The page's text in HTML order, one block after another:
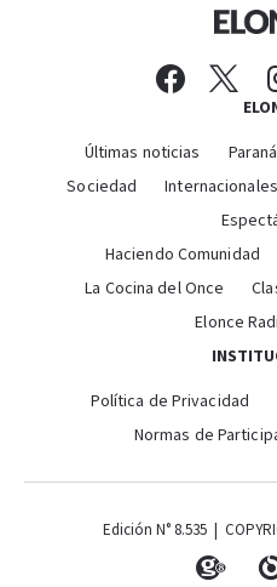
Últimas noticias Paraná
Sociedad
Internacionales
Haciendo Comunidad
La Cocina del Once
Elonce
Política de Privacidad
Normas de
Edición N° 8.535 |